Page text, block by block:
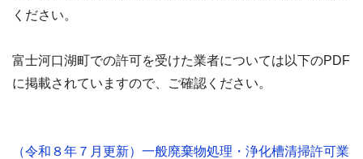
ください。
富士河口湖町での許可を受けた業者については以下のPDF
に掲載されていますので、ご確認ください。
（令和８年７月更新）一般廃棄物処理・浄化槽清掃許可業